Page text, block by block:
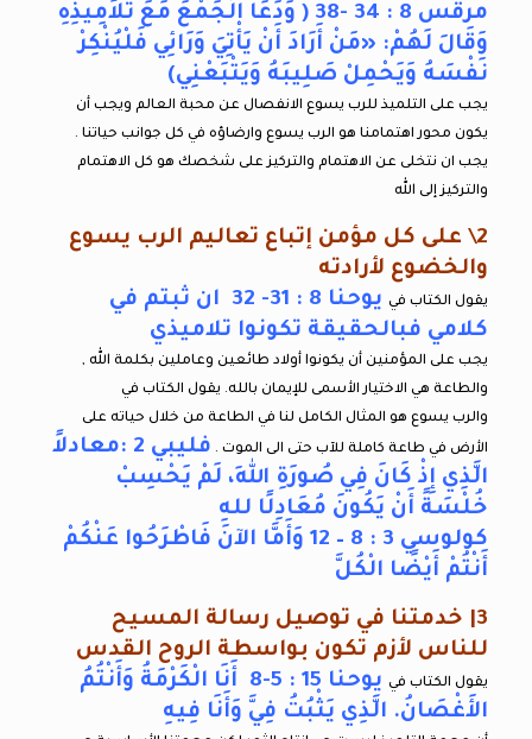
مرقس 8 : 34 -38 ( وَدَعَا الْجَمْعَ مَعَ تَلاَمِيذِهِ
وَقَالَ لَهُمْ: «مَنْ أَرَادَ أَنْ يَأْتِيَ وَرَائِي فَلْيُنْكِرْ
نَفْسَهُ وَيَحْمِلْ صَلِيبَهُ وَيَتْبَعْنِي)
يجب على التلميذ للرب يسوع الانفصال عن محبة العالم ويجب أن
يكون محور اهتمامنا هو الرب يسوع وارضاؤه في كل جوانب حياتنا .
يجب ان نتخلى عن الاهتمام والتركيز على شخصك هو كل الاهتمام
والتركيز إلى الله
2\ على كل مؤمن إتباع تعاليم الرب يسوع
والخضوع لأرادته
يقول الكتاب في
يوحنا 8 : 31- 32 ان ثبتم في
كلامي فبالحقيقة تكونوا تلاميذي
يجب على المؤمنين أن يكونوا أولاد طائعين وعاملين بكلمة الله ,
والطاعة هي الاختيار الأسمى للإيمان بالله. يقول الكتاب في
والرب يسوع هو المثال الكامل لنا في الطاعة من خلال حياته على
الأرض في طاعة كاملة للآب حتى الى الموت .
فليبي 2 :معادلاً
الَّذِي إِذْ كَانَ فِي صُورَةِ اللهِ، لَمْ يَحْسِبْ
خُلْسَةً أَنْ يَكُونَ مُعَادِلًا للهِ
كولوسي 3 : 8 – 12 وَأَمَّا الآنَ فَاطْرَحُوا عَنْكُمْ
أَنْتُمْ أَيْضًا الْكُلَّ
3| خدمتنا في توصيل رسالة المسيح
للناس لأزم تكون بواسطة الروح القدس
يقول الكتاب في
يوحنا 15 : 5-8 أَنَا الْكَرْمَةُ وَأَنْتُمُ
الأَغْصَانُ. الَّذِي يَثْبُتُ فِيَّ وَأَنَا فِيهِ